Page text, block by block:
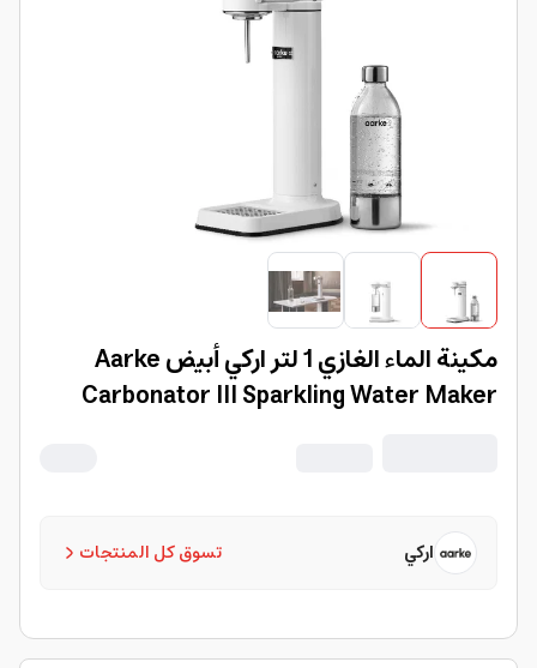
مكينة الماء الغازي 1 لتر اركي أبيض Aarke
Carbonator III Sparkling Water Maker
تسوق كل المنتجات اركي